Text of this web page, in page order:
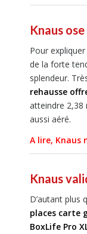
Knaus
Pour
de la forte
splendeur.
rehausse
atteindre 2,38
aussi aéré.
A lire, Knaus
Knaus
D’autant plus
places carte
BoxLife Pro